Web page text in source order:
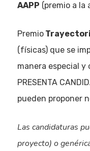
AAPP (premio a la
Premio
(físicas) que se
manera especial y
PRESENTA
pueden proponer
Las candidaturas
proyecto) o